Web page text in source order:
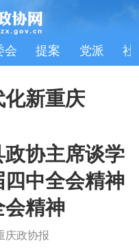
会 提案 党派 社
新重庆
协主席谈学
中全会精神
会精神
庆政协报